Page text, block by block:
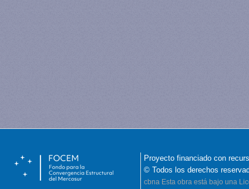
Proyecto financiado con
© Todos los derechos
cbna Esta obra está bajo una